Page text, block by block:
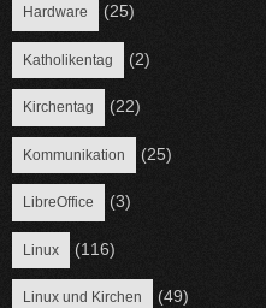
Hardware (25)
Katholikentag (2)
Kirchentag (22)
Kommunikation (25)
LibreOffice (3)
Linux (116)
Linux und Kirchen (49)